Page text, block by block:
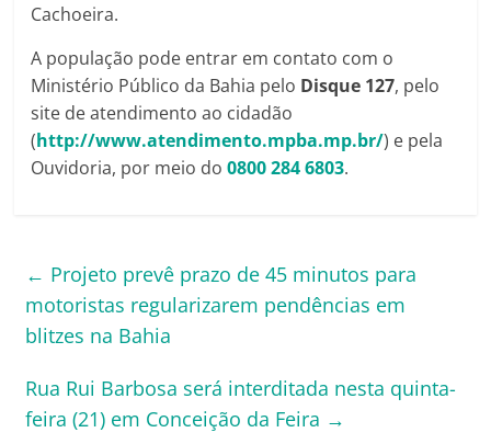
Cachoeira.
A população pode entrar em contato com o
Ministério Público da Bahia pelo Disque 127, pelo
site de atendimento ao cidadão
(http://www.atendimento.mpba.mp.br/) e pela
Ouvidoria, por meio do0800 284 6803.
← Projeto prevê prazo de 45 minutos para
motoristas regularizarem pendências em
blitzes na Bahia
Rua Rui Barbosa será interditada nesta quinta-
feira (21) em Conceição da Feira →